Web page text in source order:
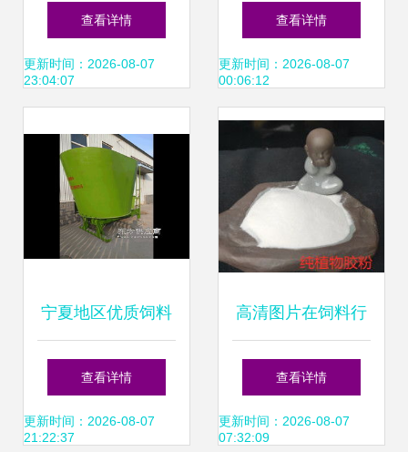
装设备 粮食、饲料
及大米定量灌装机
查看详情
更新时间：2026-08-07
23:04:07
优质饲料，科技驱
动现代养殖
查看详情
更新时间：2026-08-07
00:06:12
宁夏地区优质饲料
搅拌机选购指南 银
川与吴忠厂家对比
查看详情
更新时间：2026-08-07
21:22:37
高清图片在饲料行
业中的应用与重要
性
查看详情
更新时间：2026-08-07
07:32:09